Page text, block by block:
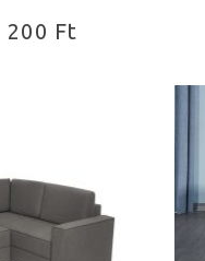
200 Ft